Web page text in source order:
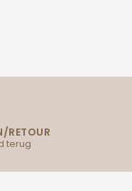
RETOUR
terug